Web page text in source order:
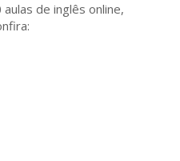
de inglês online,